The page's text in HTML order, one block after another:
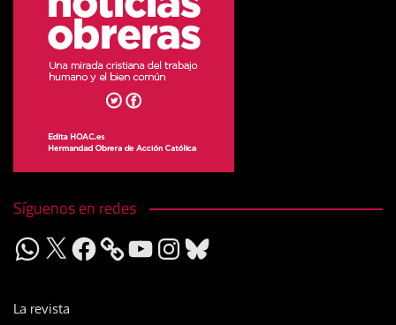
Síguenos en redes
WhatsApp
X Facebook YouTubeInstagram
Bluesky
La revista